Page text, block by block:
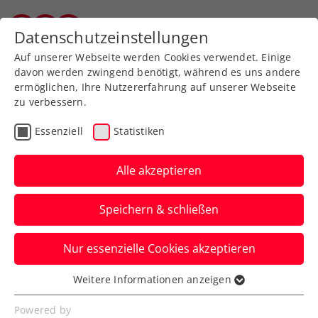
Zurück zur Newsübersicht
WTA
Upper Austria Ladies
Linz: Kraus kämpft sich
durch die Qualifikation
Damit stehen erstmals seit dem Jahr 2015
zwei Österreicherinnen im Hauptfeld des
WTA-Heimturniers.
Verfasst von: Presseaussendung / Redaktion, 27.01.2025
Datenschutzeinstellungen
Auf unserer Webseite werden Cookies verwendet. Einige
davon werden zwingend benötigt, während es uns andere
ermöglichen, Ihre Nutzererfahrung auf unserer Webseite
zu verbessern.
Essenziell Statistiken
Alle akzeptieren
Speichern & schließen
Nur essenzielle Cookies akzeptieren
Essenziell
Essenzielle Cookies werden für grundlegende
Weitere Informationen anzeigen
Powered by